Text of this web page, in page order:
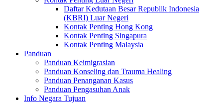
Daftar Kedutaan Besar Republik Indonesia
(KBRI) Luar Negeri
Kontak Penting Hong Kong
Kontak Penting Singapura
Kontak Penting Malaysia
Panduan
Panduan Keimigrasian
Panduan Konseling dan Trauma Healing
Panduan Penanganan Kasus
Panduan Pengasuhan Anak
Info Negara Tujuan